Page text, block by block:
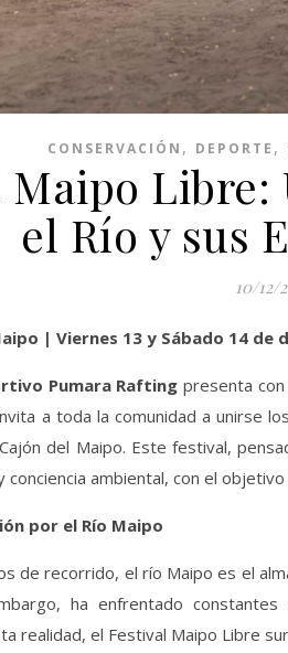
CONSERVACIÓN , DEPORTE ,
Maipo
el Río y sus
10/12/
| Viernes 13 y Sábado 14 de
Pumara Rafting presenta
a toda la comunidad a unirse
del Maipo. Este festival,
conciencia ambiental, con el
por el Río Maipo
de recorrido, el río Maipo es el
ha enfrentado
realidad, el Festival Maipo Libre